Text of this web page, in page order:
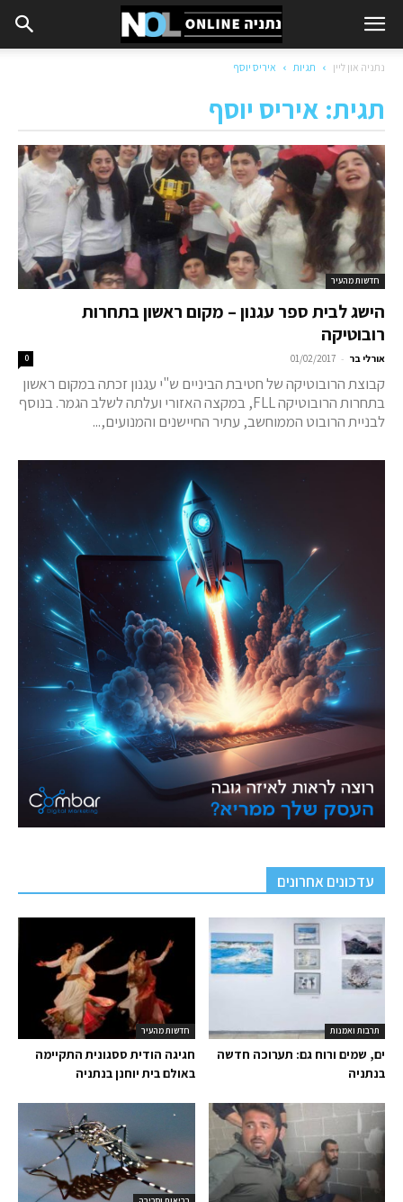
נתניה און ליין תגיות איריס יוסף
תגית: איריס יוסף
חדשות מהעיר
הישג לבית ספר עגנון – מקום ראשון בתחרות
רובוטיקה
אורלי בר -
01/02/2017
0
קבוצת הרובוטיקה של חטיבת הביניים ש"י עגנון זכתה במקום ראשון
בתחרות הרובוטיקה FLL, במקצה האזורי ועלתה לשלב הגמר. בנוסף
לבניית הרובוט הממוחשב, עתיר החיישנים והמנועים,...
עדכונים אחרונים
חדשות מהעיר
חגיגה הודית ססגונית התקיימה
באולם בית יוחנן בנתניה
תרבות ואמנות
ים, שמים ורוח גם: תערוכה חדשה
בנתניה